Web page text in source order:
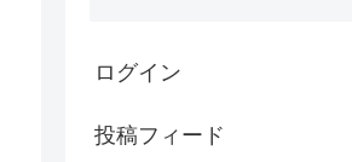
ログイン
投稿フィード